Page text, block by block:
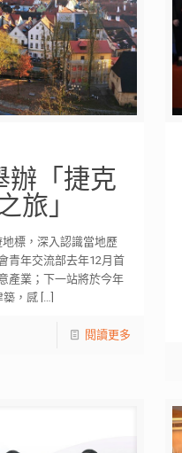
辦「捷克
旅」
標，深入認識當地歷
青年交流部去年12月首
產業；下一站將於今年
築，感[…]
閱讀更多